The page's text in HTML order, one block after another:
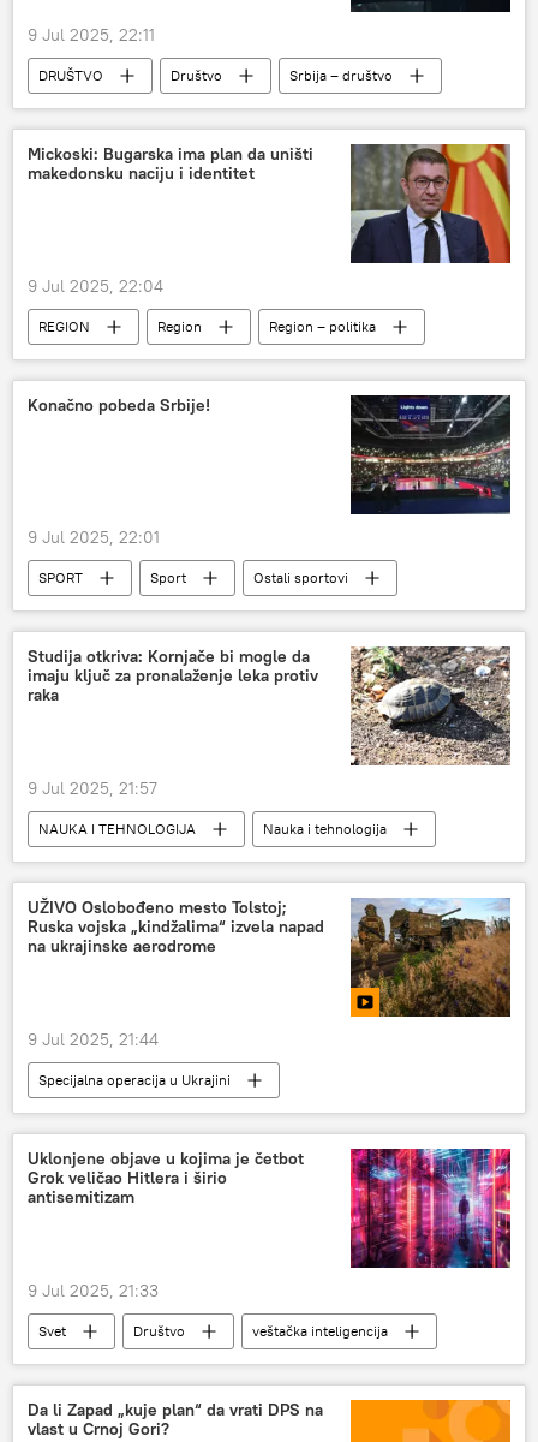
9 Jul 2025, 22:11
DRUŠTVO Društvo
Srbija – društvo
Srbija
Mickoski: Bugarska ima plan da uništi
makedonsku naciju i identitet
9 Jul 2025, 22:04
REGION Region
Region – politika
Severna Makedonija
Bugarska
Konačno pobeda Srbije!
9 Jul 2025, 22:01
SPORT Sport
Ostali sportovi
Odbojka
Studija otkriva: Kornjače bi mogle da
imaju ključ za pronalaženje leka protiv
raka
9 Jul 2025, 21:57
NAUKA I TEHNOLOGIJA
Nauka i tehnologija
Izumi i otkrića
medicina
rak
kornjače
UŽIVO Oslobođeno mesto Tolstoj;
Ruska vojska „kindžalima“ izvela napad
na ukrajinske aerodrome
9 Jul 2025, 21:44
Specijalna operacija u Ukrajini
Specijalna vojna operacija u Ukrajini – vesti
Rusija
Rusija – politika
Uklonjene objave u kojima je četbot
Grok veličao Hitlera i širio
antisemitizam
9 Jul 2025, 21:33
Svet Društvo
veštačka inteligencija
Adolf Hitler
DRUŠTVO
Da li Zapad „kuje plan“ da vrati DPS na
vlast u Crnoj Gori?